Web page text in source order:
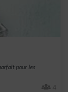
pour les
4